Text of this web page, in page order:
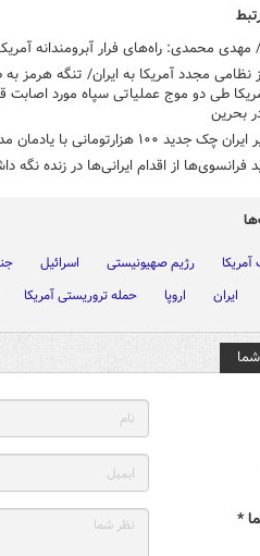
مهدی محمدی: راه‌های فرار آبرومندانه
طی دو موج عملیاتی سپاه مورد اصابت
بحرین
جدید ۱۰۰ هزارتومانی با یادمان مدرسه میناب
فرانسوی‌ها از اقدام ایرانی‌ها در زنده نگه
رژیم صهیونیستی اسرائیل
ایران اروپا حمله تروریستی آمریکا
*